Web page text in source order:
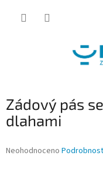
Zádový pás
dlahami
Průměrné
Neohodnoceno